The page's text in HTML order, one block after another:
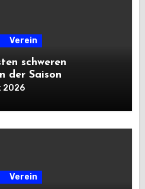
Verein
schweren
der Saison
2026
Verein